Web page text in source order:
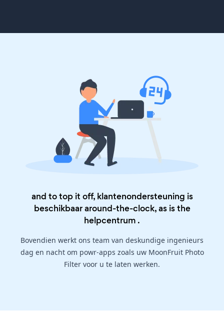
and to top it off, klantenondersteuning is
beschikbaar around-the-clock, as is the
helpcentrum .
Bovendien werkt ons team van deskundige ingenieurs
dag en nacht om powr-apps zoals uw MoonFruit Photo
Filter voor u te laten werken.